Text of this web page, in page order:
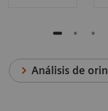
Análisis de